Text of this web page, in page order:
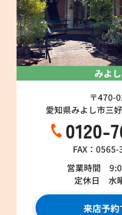
みよ
〒470-
愛知県みよし市三
0120-
FAX：
営業時間
定休日 水
来店予約